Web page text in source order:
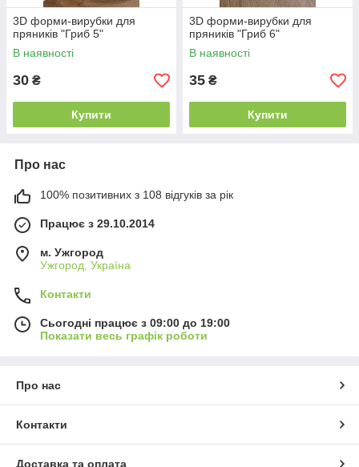
3D форми-вирубки для
пряників "Гриб 5"
В наявності
30 ₴
Купити
3D форми-вирубки для
пряників "Гриб 6"
В наявності
35 ₴
Купити
Про нас
100% позитивних з 108 відгуків за рік
Працює з 29.10.2014
м. Ужгород
Ужгород, Україна
Контакти
Сьогодні працює з 09:00 до 19:00
Показати весь графік роботи
Про нас
Контакти
Доставка та оплата